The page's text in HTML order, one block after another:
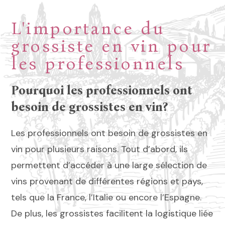
L'importance du
grossiste en vin pour
les professionnels
Pourquoi les professionnels ont
besoin de grossistes en vin?
Les professionnels ont besoin de grossistes en
vin pour plusieurs raisons. Tout d’abord, ils
permettent d’accéder à une large sélection de
vins provenant de différentes régions et pays,
tels que la France, l’Italie ou encore l’Espagne.
De plus, les grossistes facilitent la logistique liée